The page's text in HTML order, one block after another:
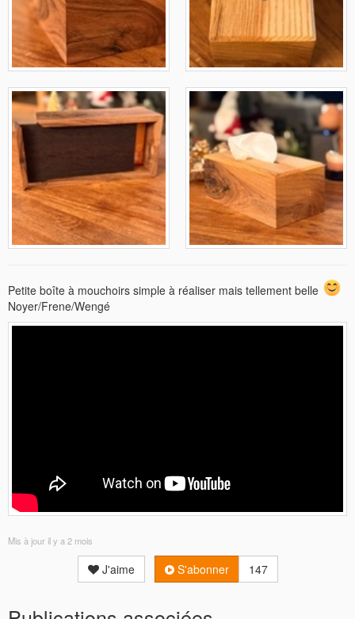
Petite boîte à mouchoirs simple à réaliser mais tellement belle
Noyer/Frene/Wengé
Mis à jouril y a 2 mois
J'aime S'abonner 147